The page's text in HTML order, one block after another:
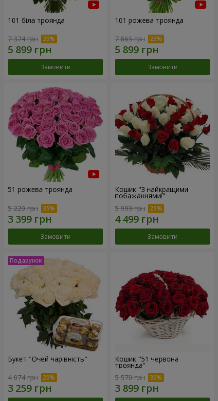
101 біла троянда
7 374 грн
Замовити
101 рожева троянда
7 865 грн
Замовити
51 рожева троянда
5 229 грн
Замовити
Кошик "З найкращими
побажаннями!"
5 999 грн
Замовити
Букет "Очей чарівність"
4 074 грн
Кошик "51 червона
троянда"
5 570 грн